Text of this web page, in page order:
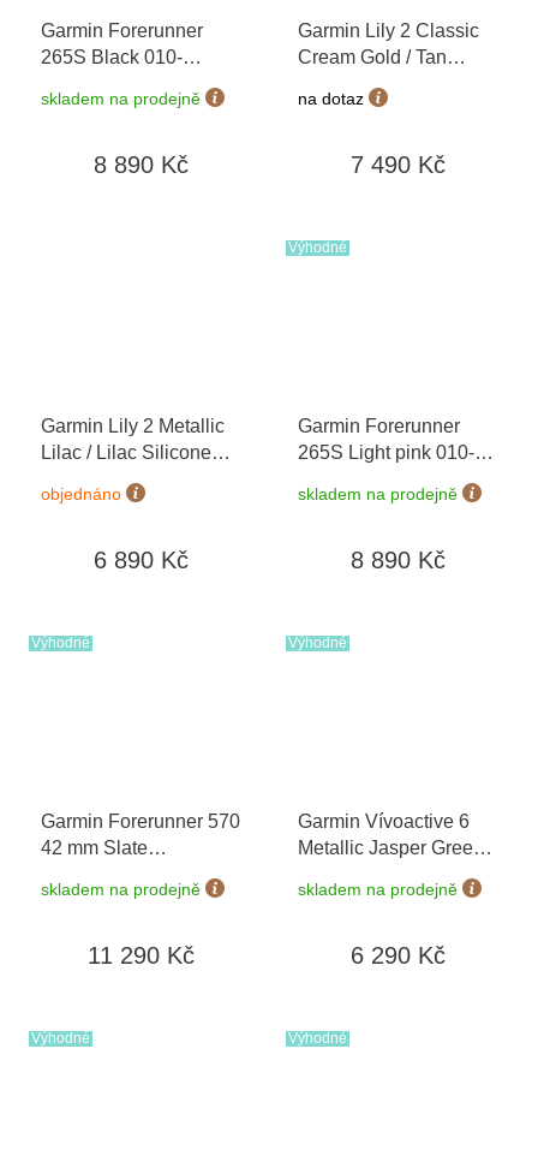
Garmin Forerunner
265S Black 010-
+ možnost
výměny do 90 dní
skladem na prodejně
8 890 Kč
Garmin Lily 2 Classic
Cream Gold / Tan
Leather Band 010-
02839-02
na dotaz
7 490 Kč
Garmin Lily 2 Metallic
Lilac / Lilac Silicone
Band 010-02839-01
objednáno
6 890 Kč
Výhodné
Garmin Forerunner
265S Light pink 010-
+ možnost
výměny do 90 dní
skladem na prodejně
8 890 Kč
Výhodné
Garmin Forerunner 570
42 mm Slate
Grey/Black 010-02970-
00
skladem na prodejně
11 290 Kč
Výhodné
Garmin Vívoactive 6
Metallic Jasper Green
skladem na prodejně
6 290 Kč
Výhodné Výhodné